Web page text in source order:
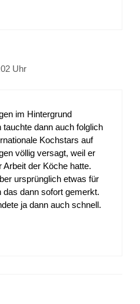
Uhr
im Hintergrund
tauchte dann auch folglich
Kochstars auf
völlig versagt, weil er
Arbeit der Köche hatte.
ursprünglich etwas für
das dann sofort gemerkt.
ja dann auch schnell.